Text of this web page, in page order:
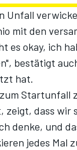
Unfall
mit den
es okay, ich
bestätigt
hat.
Startunfall
zeigt, dass wir
denke, und
jedes Mal